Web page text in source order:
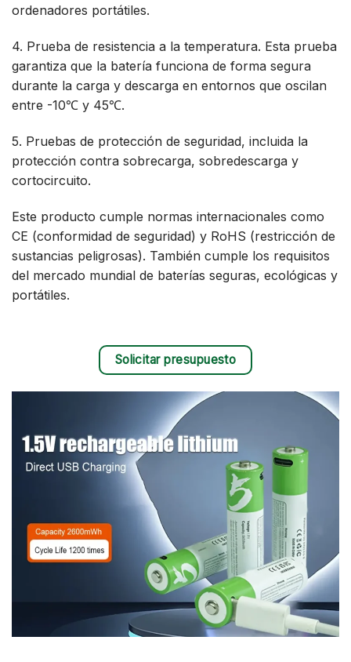
ordenadores portátiles.
4. Prueba de resistencia a la temperatura. Esta prueba
garantiza que la batería funciona de forma segura
durante la carga y descarga en entornos que oscilan
entre -10℃ y 45℃.
5. Pruebas de protección de seguridad, incluida la
protección contra sobrecarga, sobredescarga y
cortocircuito.
Este producto cumple normas internacionales como
CE (conformidad de seguridad) y RoHS (restricción de
sustancias peligrosas). También cumple los requisitos
del mercado mundial de baterías seguras, ecológicas y
portátiles.
Solicitar presupuesto